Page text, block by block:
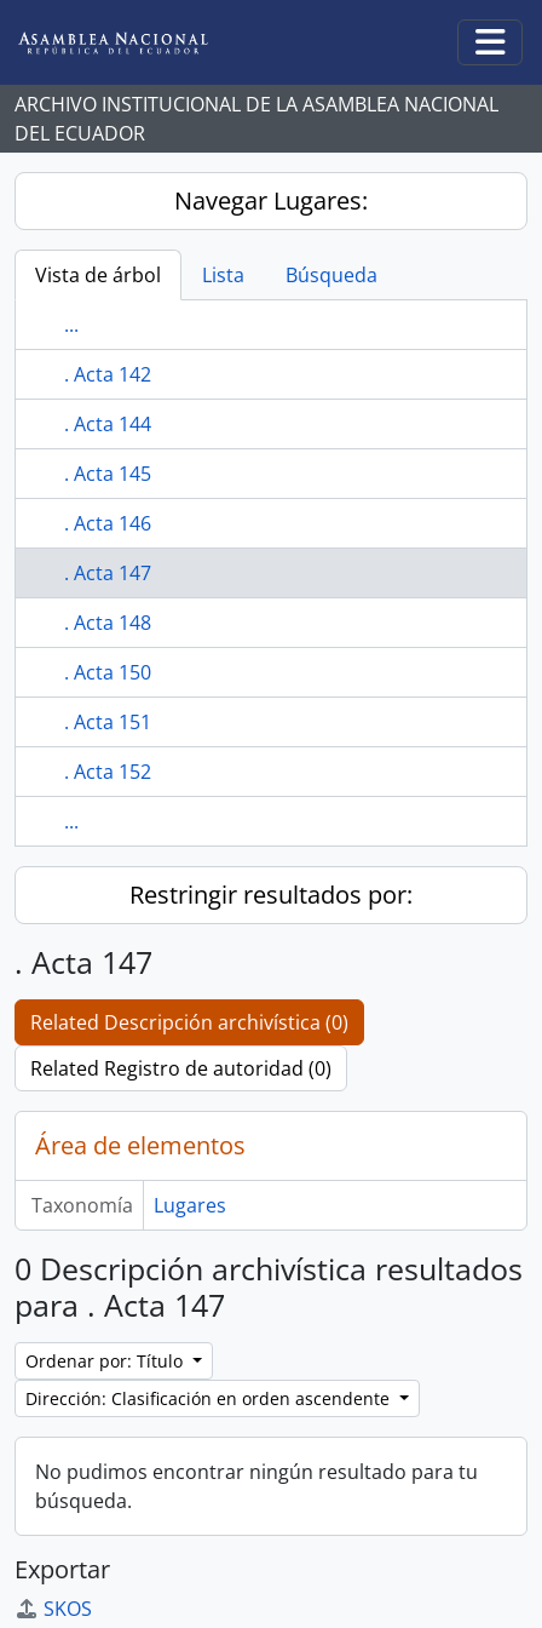
ARCHIVO INSTITUCIONAL DE LA ASAMBLEA NACIONAL
DEL ECUADOR
Navegar Lugares:
Vista de árbol Lista
Búsqueda
...
. Acta 142
. Acta 144
. Acta 145
. Acta 146
. Acta 147
. Acta 148
. Acta 150
. Acta 151
. Acta 152
...
Restringir resultados por:
. Acta 147
Related Descripción archivística (0)
Related Registro de autoridad (0)
Área de elementos
Taxonomía Lugares
0 Descripción archivística resultados
para . Acta 147
Ordenar por: Título
Dirección: Clasificación en orden ascendente
No pudimos encontrar ningún resultado para tu
búsqueda.
Exportar
SKOS